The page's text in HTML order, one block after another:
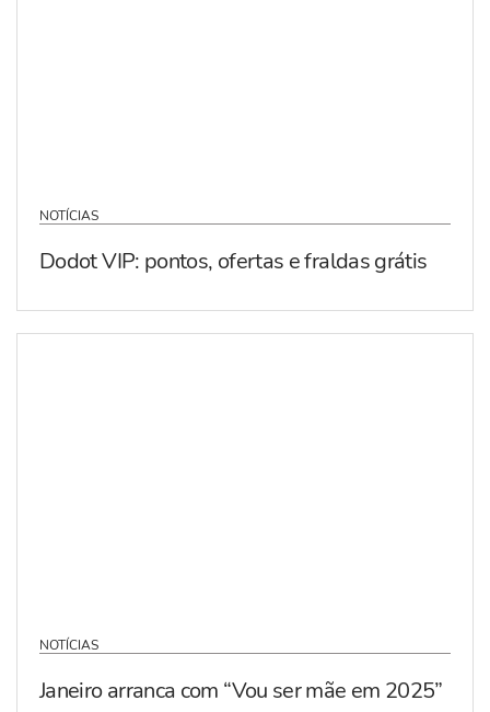
NOTÍCIAS
Dodot VIP: pontos, ofertas e fraldas grátis
NOTÍCIAS
Janeiro arranca com “Vou ser mãe em 2025”